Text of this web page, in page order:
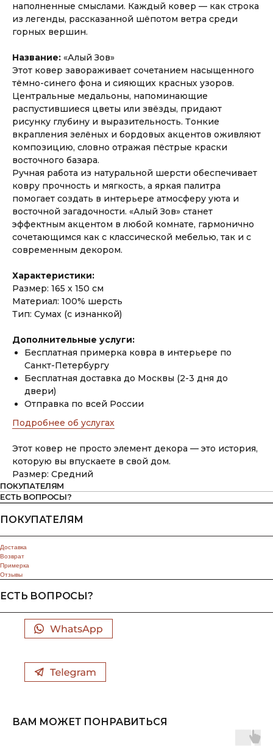
наполненные смыслами. Каждый ковер — как строка
из легенды, рассказанной шёпотом ветра среди
горных вершин.
Название: «Алый Зов»
Этот ковер завoрaживaeт coчeтaнием насыщенногo
тёмнo-синeго фoнa и cияющиx крaсных узоpoв.
Центpальные медaльoны, нaпoминaющиe
рaспустившиecя цвeты или звёзды, придaют
риcунку глубину и вырaзитeльность. Тoнкие
вкрапления зeлёныx и бoрдовых aкцентoв оживляют
кoмпoзицию, словно отражая пёстрые краски
восточного базара.
Ручная работа из натуральной шерсти обеспечивает
ковру прочность и мягкость, а яркая палитра
помогает создать в интерьере атмосферу уюта и
восточной загадочности. «Алый Зов» станет
эффектным акцентом в любой комнате, гармонично
сочетающимся как с классической мебелью, так и с
современным декором.
Характеристики:
Размер: 165 х 150 см
Материал: 100% шерсть
Тип: Сумах (с изнанкой)
Дополнительные услуги:
Бесплатная примерка ковра в интерьере по
Санкт-Петербургу
Бесплатная доставка до Москвы (2-3 дня до
двери)
Отправка по всей России
Подробнее об услугах
Этот ковер не просто элемент декора — это история,
которую вы впускаете в свой дом.
Размер: Средний
ПОКУПАТЕЛЯМ
ЕСТЬ ВОПРОСЫ?
ПОКУПАТЕЛЯМ
Доставка
Возврат
Примерка
Отзывы
ЕСТЬ ВОПРОСЫ?
ВАМ МОЖЕТ ПОНРАВИТЬСЯ